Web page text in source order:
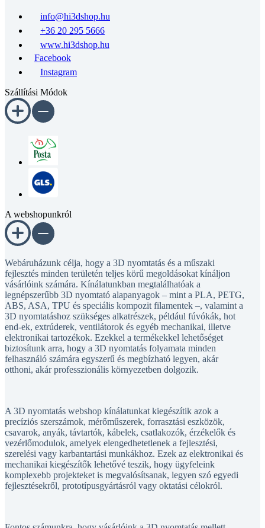
info@hi3dshop.hu
+36 20 295 5666
www.hi3dshop.hu
Facebook
Instagram
Szállítási Módok
A webshopunkról
Webáruházunk célja, hogy a 3D nyomtatás és a műszaki
fejlesztés minden területén teljes körű megoldásokat kínáljon
vásárlóink számára. Kínálatunkban megtalálhatóak a
legnépszerűbb 3D nyomtató alapanyagok – mint a PLA, PETG,
ABS, ASA, TPU és speciális kompozit filamentek –, valamint a
3D nyomtatáshoz szükséges alkatrészek, például fúvókák, hot
end-ek, extrúderek, ventilátorok és egyéb mechanikai, illetve
elektronikai tartozékok. Ezekkel a termékekkel lehetőséget
biztosítunk arra, hogy a 3D nyomtatás folyamata minden
felhasználó számára egyszerű és megbízható legyen, akár
otthoni, akár professzionális környezetben dolgozik.
A 3D nyomtatás webshop kínálatunkat kiegészítik azok a
precíziós szerszámok, mérőműszerek, forrasztási eszközök,
csavarok, anyák, távtartók, kábelek, csatlakozók, érzékelők és
vezérlőmodulok, amelyek elengedhetetlenek a fejlesztési,
szerelési vagy karbantartási munkákhoz. Ezek az elektronikai és
mechanikai kiegészítők lehetővé teszik, hogy ügyfeleink
komplexebb projekteket is megvalósítsanak, legyen szó egyedi
fejlesztésekről, prototípusgyártásról vagy oktatási célokról.